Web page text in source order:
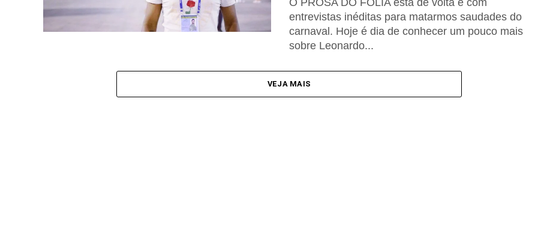
O PROSA DO FOLIA está de volta e com
entrevistas inéditas para matarmos saudades do
carnaval. Hoje é dia de conhecer um pouco mais
sobre Leonardo...
VEJA MAIS